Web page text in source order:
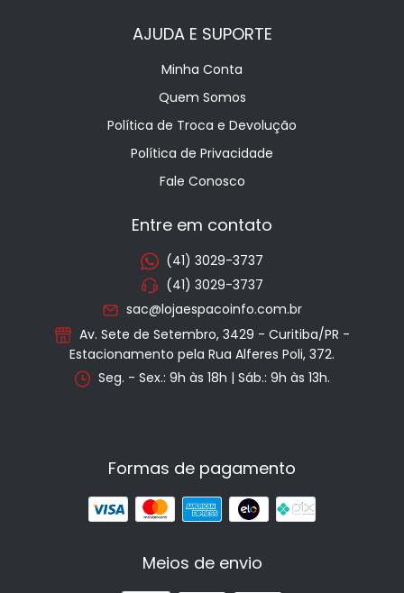
AJUDA E SUPORTE
Minha Conta
Quem Somos
Política de Troca e Devolução
Política de Privacidade
Fale Conosco
Entre em contato
(41) 3029-3737
(41) 3029-3737
sac@lojaespacoinfo.com.br
Av. Sete de Setembro, 3429 - Curitiba/PR -
Estacionamento pela Rua Alferes Poli, 372.
Seg. - Sex.: 9h às 18h | Sáb.: 9h às 13h.
Formas de pagamento
Meios de envio